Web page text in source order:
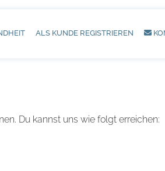
ALS KUNDE REGISTRIEREN
Du kannst uns wie folgt erreichen: